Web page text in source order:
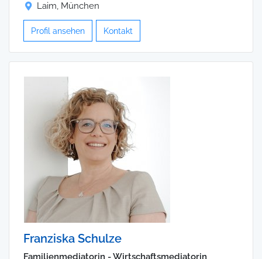
Laim, München
Profil ansehen Kontakt
Franziska Schulze
Familienmediatorin - Wirtschaftsmediatorin